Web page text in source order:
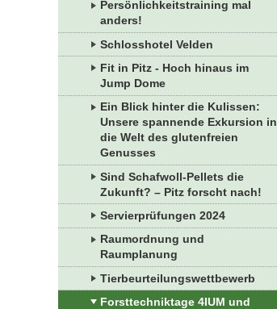
Persönlichkeitstraining mal
anders!
Schlosshotel Velden
Fit in Pitz - Hoch hinaus im
Jump Dome
Ein Blick hinter die Kulissen:
Unsere spannende Exkursion in
die Welt des glutenfreien
Genusses
Sind Schafwoll-Pellets die
Zukunft? – Pitz forscht nach!
Servierprüfungen 2024
Raumordnung und
Raumplanung
Tierbeurteilungswettbewerb
Forsttechniktage 4IUM und